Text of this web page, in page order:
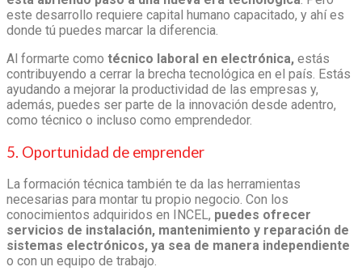
este desarrollo requiere capital humano capacitado, y ahí es
donde tú puedes marcar la diferencia.
Al formarte como técnico laboral en electrónica, estás
contribuyendo a cerrar la brecha tecnológica en el país. Estás
ayudando a mejorar la productividad de las empresas y,
además, puedes ser parte de la innovación desde adentro,
como técnico o incluso como emprendedor.
5. Oportunidad de emprender
La formación técnica también te da las herramientas
necesarias para montar tu propio negocio. Con los
conocimientos adquiridos en INCEL, puedes ofrecer
servicios de instalación, mantenimiento y reparación de
sistemas electrónicos, ya sea de manera independiente
o con un equipo de trabajo.